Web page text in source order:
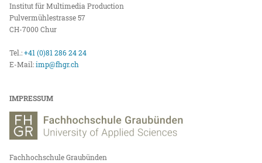
Institut für Multimedia Production
Pulvermühlestrasse 57
CH-7000 Chur
Tel.:+41 (0)81 286 24 24
E-Mail:imp@fhgr.ch
IMPRESSUM
Fachhochschule Graubünden